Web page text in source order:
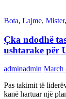
Bota, Lajme, Mister,
Çka ndodhë
ushtarake për
adminadmin March
Pas takimit të
kanë hartuar një